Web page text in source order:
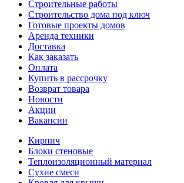
Строительные работы
Строительство дома под ключ
Готовые проекты домов
Аренда техники
Доставка
Как заказать
Оплата
Купить в рассрочку
Возврат товара
Новости
Акции
Вакансии
Кирпич
Блоки стеновые
Теплоизоляционный материал
Сухие смеси